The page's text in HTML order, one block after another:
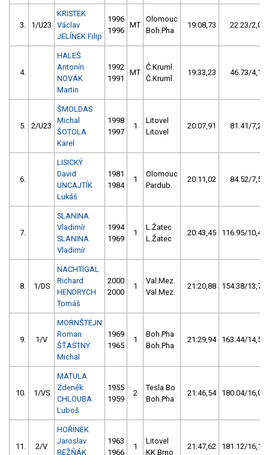
3. 1/U23
KRISTEK
Václav
JELÍNEK Filip
1996
1996
MT
Olomouc
Boh.Pha
19:08,73 22.23/2,0
4.
HALEŠ
Antonín
NOVÁK
Martin
1992
1991
MT
Č.Kruml.
Č.Kruml.
19:33,23 46.73/4,1
5. 2/U23
ŠMOLDAS
Michal
ŠOTOLA
Karel
1998
1997
1
Litovel
Litovel
20:07,91 81.41/7,2
6.
LISICKÝ
David
UNCAJTÍK
Lukáš
1981
1984
1
Olomouc
Pardub.
20:11,02 84.52/7,5
7.
SLANINA
Vladimír
SLANINA
Vladimír
1994
1969
1
L.Žatec
L.Žatec
20:43,45 116.95/10,4
8. 1/DS
NACHTIGAL
Richard
HENDRYCH
Tomáš
2000
2000
1
Val.Mez.
Val.Mez.
21:20,88 154.38/13,7
9. 1/V
MORNŠTEJN
Roman
ŠŤASTNÝ
Michal
1969
1965
1
Boh.Pha
Boh.Pha
21:29,94 163.44/14,5
10. 1/VS
MATULA
Zdeněk
CHLOUBA
Luboš
1955
1959
2
Tesla Bo
Boh.Pha
21:46,54 180.04/16,0
11. 2/V
HOŘÍNEK
Jaroslav
REŽŇÁK
1963
1966
1
Litovel
KK Brno
21:47,62 181.12/16,1